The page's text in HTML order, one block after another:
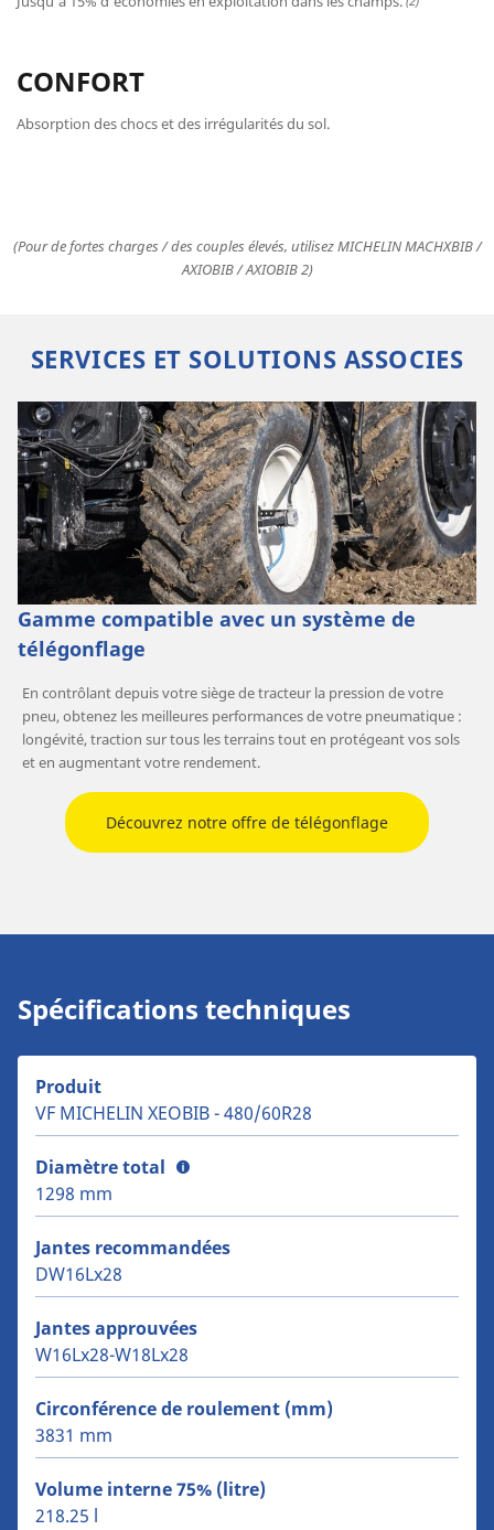
CONFORT
Absorption des chocs et des irrégularités du sol.
(Pour de fortes charges / des couples élevés, utilisez MICHELIN MACHXBIB /
AXIOBIB / AXIOBIB 2)
SERVICES ET SOLUTIONS ASSOCIES
Gamme compatible avec un système de
télégonflage
En contrôlant depuis votre siège de tracteur la pression de votre
pneu, obtenez les meilleures performances de votre pneumatique :
longévité, traction sur tous les terrains tout en protégeant vos sols
et en augmentant votre rendement.
Découvrez notre offre de télégonflage
Spécifications techniques
Produit
VF MICHELIN XEOBIB - 480/60R28
Diamètre total
1298 mm
Jantes recommandées
DW16Lx28
Jantes approuvées
W16Lx28-W18Lx28
Circonférence de roulement (mm)
3831 mm
Volume interne 75% (litre)
218.25 l